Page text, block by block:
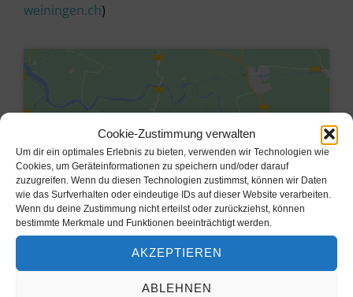
Cookie-Zustimmung verwalten
Um dir ein optimales Erlebnis zu bieten, verwenden wir Technologien wie
Cookies, um Geräteinformationen zu speichern und/oder darauf
zuzugreifen. Wenn du diesen Technologien zustimmst, können wir Daten
wie das Surfverhalten oder eindeutige IDs auf dieser Website verarbeiten.
Wenn du deine Zustimmung nicht erteilst oder zurückziehst, können
bestimmte Merkmale und Funktionen beeinträchtigt werden.
AKZEPTIEREN
ABLEHNEN
weiningen.ch)
Klicke hier, um Marketing-Cookies
aktivieren